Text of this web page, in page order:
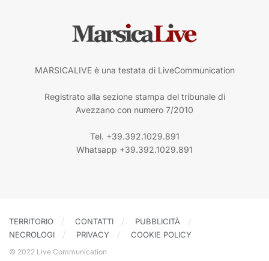
MARSICALIVE è una testata di LiveCommunication
Registrato alla sezione stampa del tribunale di
Avezzano con numero 7/2010
Tel. +39.392.1029.891
Whatsapp +39.392.1029.891
TERRITORIO CONTATTI
PUBBLICITÀ
NECROLOGI
PRIVACY COOKIE POLICY
© 2022 Live Communication